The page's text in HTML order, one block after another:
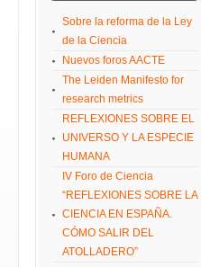
Sobre la reforma de la Ley
de la Ciencia
Nuevos foros AACTE
The Leiden Manifesto for
research metrics
REFLEXIONES SOBRE EL
UNIVERSO Y LA ESPECIE
HUMANA
IV Foro de Ciencia
“REFLEXIONES SOBRE LA
CIENCIA EN ESPAÑA.
CÓMO SALIR DEL
ATOLLADERO”